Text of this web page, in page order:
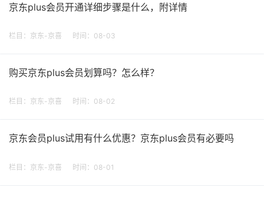
京东plus会员开通详细步骤是什么，附详情
栏目： 京东-京喜 时间：08-03
购买京东plus会员划算吗？怎么样？
栏目： 京东-京喜 时间：08-02
京东会员plus试用有什么优惠？京东plus会员有必要吗
栏目： 京东-京喜 时间：08-01